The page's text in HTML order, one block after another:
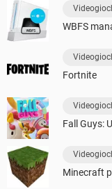
WBFS
Fortnite
Fall Guys:
Minecraft